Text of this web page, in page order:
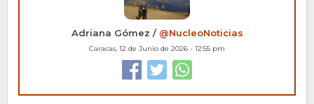
Adriana Gómez / @NucleoNoticias
Caracas, 12 de Junio de 2026 - 12:55 pm